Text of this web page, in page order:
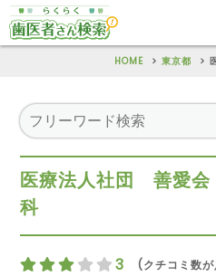
HOME 東京都
医療法人社団 善愛
科
3 (クチコミ数が